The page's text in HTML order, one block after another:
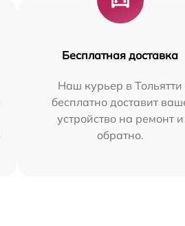
Бесплатная доставка
Наш курьер в Тольятти
бесплатно доставит
устройство на ремонт и
обратно.